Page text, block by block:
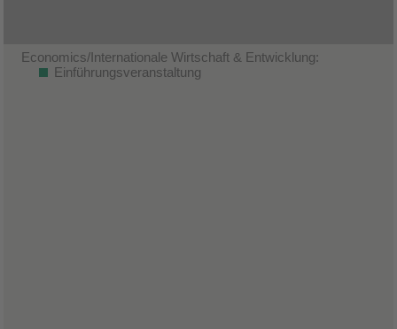
Economics/Internationale Wirtschaft & Entwicklung:
Einführungsveranstaltung